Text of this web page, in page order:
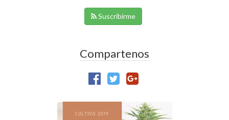
Suscribirme
Compartenos